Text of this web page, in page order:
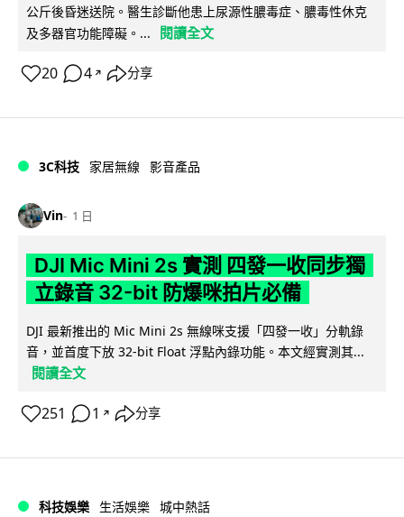
公斤後昏迷送院。醫生診斷他患上尿源性膿毒症、膿毒性休克
及多器官功能障礙。...
閱讀全文
20 4 ↗ 分享
3C科技 家居無線 影音產品
Vin 1 日
DJI Mic Mini 2s 實測 四發一收同步獨
立錄音 32-bit 防爆咪拍片必備
DJI 最新推出的 Mic Mini 2s 無線咪支援「四發一收」分軌錄
音，並首度下放 32-bit Float 浮點內錄功能。本文經實測其...
閱讀全文
251 1 ↗ 分享
科技娛樂 生活娛樂 城中熱話